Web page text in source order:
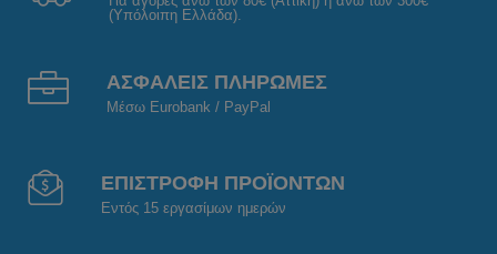
(Υπόλοιπη Ελλάδα).
ΑΣΦΑΛΕΙΣ ΠΛΗΡΩΜΕΣ
Μέσω Eurobank / PayPal
ΕΠΙΣΤΡΟΦΗ ΠΡΟΪΟΝΤΩΝ
Εντός 15 εργασίμων ημερών